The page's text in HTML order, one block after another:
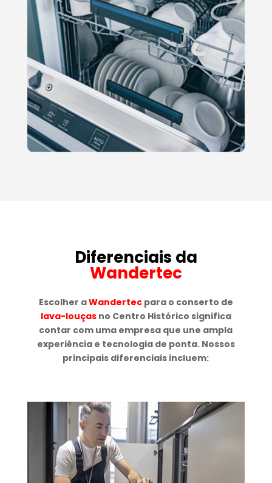
Diferenciais da
Wandertec
Escolher aWandertecpara o conserto de
lava-louçasno Centro Histórico significa
contar com uma empresa que une ampla
experiência e tecnologia de ponta. Nossos
principais diferenciais incluem: